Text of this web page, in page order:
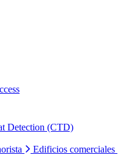
Detection (CTD)
Edificios comerciales